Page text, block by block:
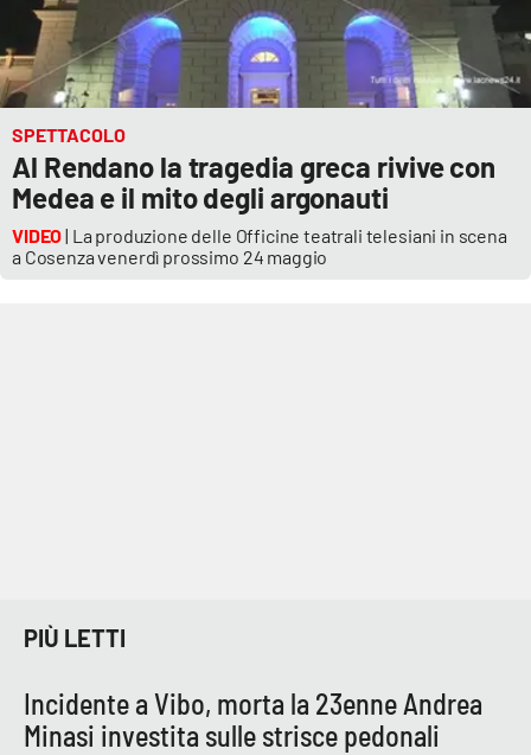
Politica
Sanità
Società
Sport
SPETTACOLO
Al Rendano la tragedia greca rivive con
Medea e il mito degli argonauti
VIDEO| La produzione delle Officine teatrali telesiani in scena
a Cosenza venerdì prossimo 24 maggio
PIÙ LETTI
Incidente a Vibo, morta la 23enne Andrea
Minasi investita sulle strisce pedonali